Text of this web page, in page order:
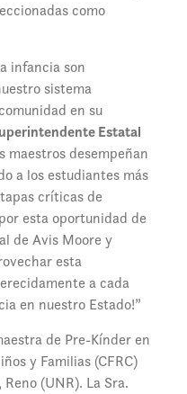
como
infancia son
sistema
en su
Estatal
maestros desempeñan
a los estudiantes más
críticas de
esta oportunidad de
de Avis Moore y
esta
a cada
en nuestro Estado!”
de Pre-Kínder en
y Familias (CFRC)
(UNR). La Sra.